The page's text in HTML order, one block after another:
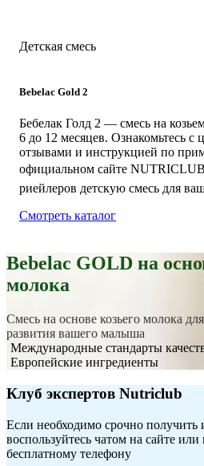
Детская смесь
Bebelac Gold 2
Бебелак Голд 2 — смесь на
6 до 12 месяцев. Ознакомьтесь с
отзывами и инструкцией по
официальном сайте
риейлеров детскую смесь для
Смотреть каталог
Bebelac GOLD на
молока
Смесь на основе козьего молока
развития вашего малыша
Международные стандарты
Европейские ингредиенты
Клуб экспертов Nutriclub
Если необходимо срочно
воспользуйтесь чатом на сайте
бесплатному телефону